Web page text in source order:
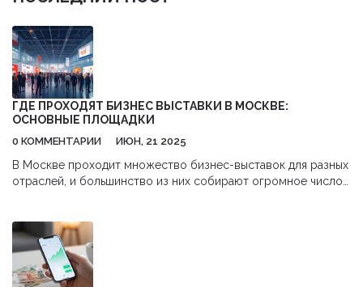
ГДЕ ПРОХОДЯТ БИЗНЕС ВЫСТАВКИ В МОСКВЕ:
ОСНОВНЫЕ ПЛОЩАДКИ
0 КОММЕНТАРИИ ИЮН, 21 2025
В Москве проходит множество бизнес-выставок для разных
отраслей, и большинство из них собирают огромное число
значимые мероприятия. Эта статья поможет быстро понять,
куда ехать, чтобы попасть на нужную выставку. Вы узнаете,
чем отличаются площадки между собой, и получите советы
по подготовке к визиту. Практические подсказки и